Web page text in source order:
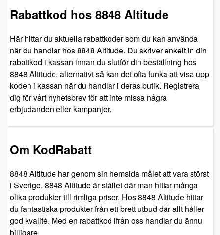
Rabattkod hos 8848 Altitude
Här hittar du aktuella rabattkoder som du kan använda
när du handlar hos 8848 Altitude. Du skriver enkelt in din
rabattkod i kassan innan du slutför din beställning hos
8848 Altitude, alternativt så kan det ofta funka att visa upp
koden i kassan när du handlar i deras butik. Registrera
dig för vårt nyhetsbrev för att inte missa några
erbjudanden eller kampanjer.
Om KodRabatt
8848 Altitude har genom sin hemsida målet att vara störst
i Sverige. 8848 Altitude är stället där man hittar många
olika produkter till rimliga priser. Hos 8848 Altitude hittar
du fantastiska produkter från ett brett utbud där allt håller
god kvalité. Med en rabattkod ifrån oss handlar du ännu
billigare.